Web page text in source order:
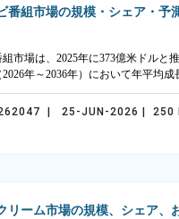
番組市場の規模・シェア・予
市場は、2025年に373億米ドルと
年～2036年）において年平均
| 25-JUN-2026 | 250
リーム市場の規模、シェア、